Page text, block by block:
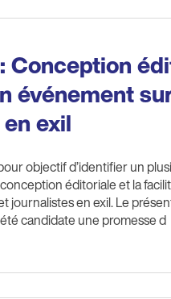
Conception
événement
exil
objectif d’identifier un
éditoriale et la
journalistes en exil. Le
candidate une promesse d